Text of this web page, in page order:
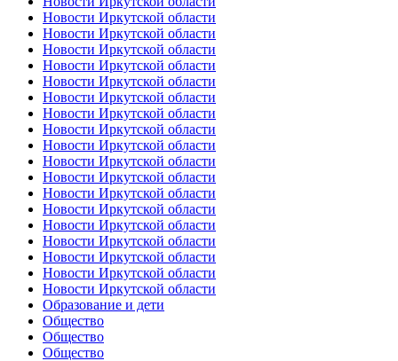
Новости Иркутской области
Новости Иркутской области
Новости Иркутской области
Новости Иркутской области
Новости Иркутской области
Новости Иркутской области
Новости Иркутской области
Новости Иркутской области
Новости Иркутской области
Новости Иркутской области
Новости Иркутской области
Новости Иркутской области
Новости Иркутской области
Новости Иркутской области
Новости Иркутской области
Новости Иркутской области
Новости Иркутской области
Новости Иркутской области
Образование и дети
Общество
Общество
Общество